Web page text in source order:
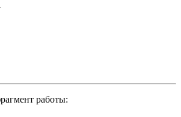
работы: